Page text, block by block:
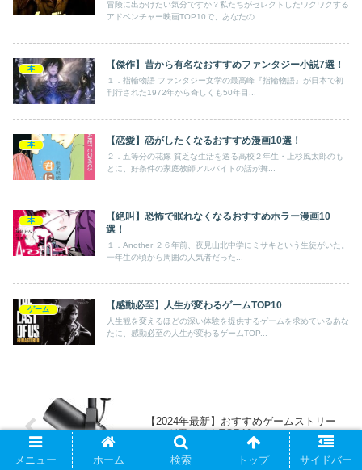
冒険に出かけたい気分ですか？私たちがセレクトしたワクワクする
アドベンチャー映画TOP10で、あなたの...
本 【傑作】昔から有名なおすすめファンタジー小説7選！
１．指輪物語 ファンタジー文学の最高峰『指輪物語』が日本で初
刊行された1972年から奇しくも50年目...
本 【恋愛】恋がしたくなるおすすめ漫画10選！
２．五等分の花嫁 貧乏な生活を送る高校２年生・上杉風太郎のも
とに、好条件の家庭教師アルバイトの話が舞...
本
【絶叫】恐怖で眠れなくなるおすすめホラー漫画10
選！
１．Another ２６年前、夜見山北中学にミサキという生徒がいた。
一年生の頃から周囲の人気者だった...
ゲーム 【感動必至】人生が変わるゲームTOP10
人生観を変えるほどの深い体験を提供するゲームを求めているあな
たに、感動必至の人生が変わるゲームTOP...
【2024年最新】おすすめゲームストリー
ミング用マイクTOP10
メニュー ホーム 検索 トップ サイドバー